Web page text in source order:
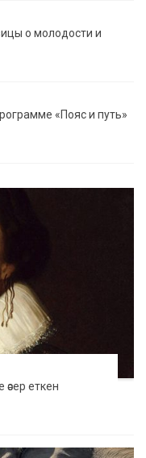
о молодости и
«Пояс и путь»
еткен